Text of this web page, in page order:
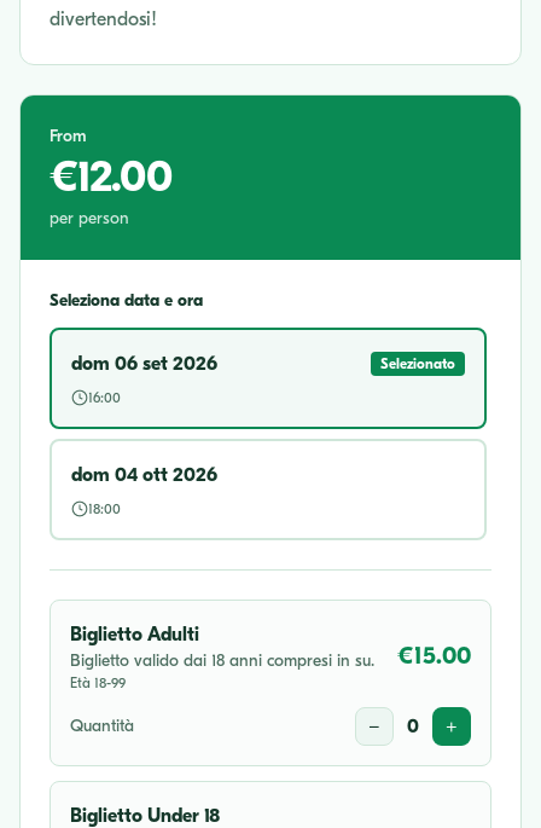
divertendosi!
From
€12.00
per person
Seleziona data e ora
dom 06 set 2026
Selezionato
16:00
dom 04 ott 2026
18:00
Biglietto Adulti
Biglietto valido dai 18 anni compresi in su.
Età 18-99
€15.00
Quantità − 0 +
Biglietto Under 18